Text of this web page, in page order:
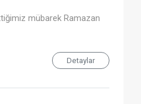
mübarek Ramazan
Detaylar